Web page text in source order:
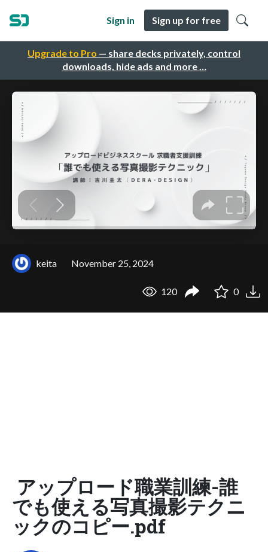
Upgrade to Pro — share decks privately, control
downloads, hide ads and more …
Sign in Sign up for free
keita November 25, 2024
120 0
アップロード職業訓練-誰
でも使える写真撮影テクニ
ックのコピー.pdf